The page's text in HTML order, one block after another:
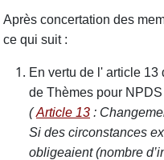
Après concertation des
ce qui suit :
En vertu de l' article
de Thèmes pour NPDS
(Article 13 :
Si des circonstances
obligeaient (nombre